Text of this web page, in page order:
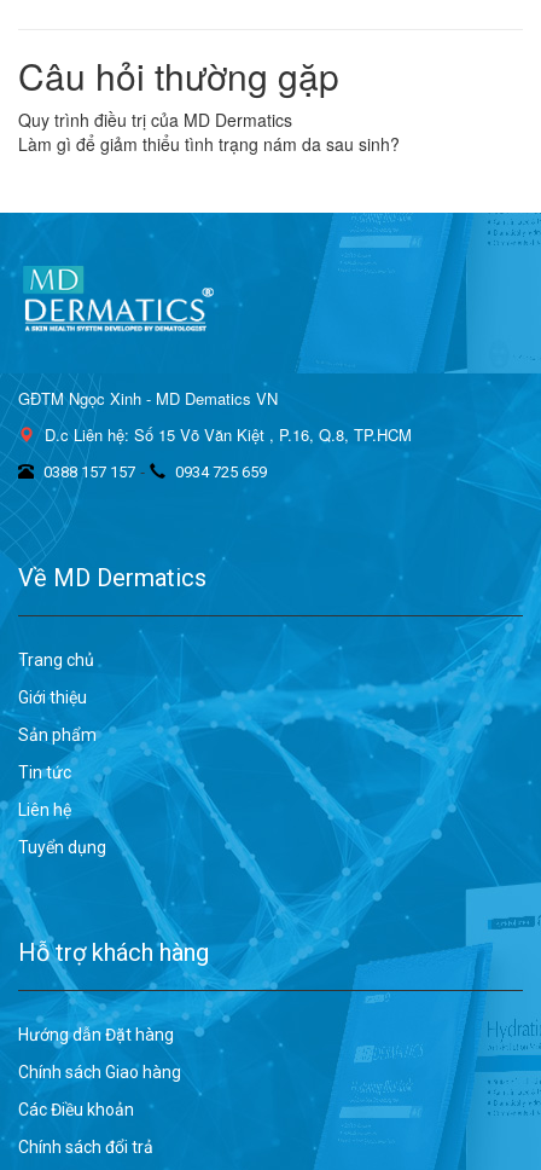
Câu hỏi thường gặp
Quy trình điều trị của MD Dermatics
Làm gì để giảm thiểu tình trạng nám da sau sinh?
GĐTM Ngọc Xinh - MD Dematics VN
D.c Liên hệ: Số 15 Võ Văn Kiệt , P.16, Q.8, TP.HCM
0388 157 157 - 0934 725 659
Về MD Dermatics
Trang chủ
Giới thiệu
Sản phẩm
Tin tức
Liên hệ
Tuyển dụng
Hỗ trợ khách hàng
Hướng dẫn Đặt hàng
Chính sách Giao hàng
Các Điều khoản
Chính sách đổi trả